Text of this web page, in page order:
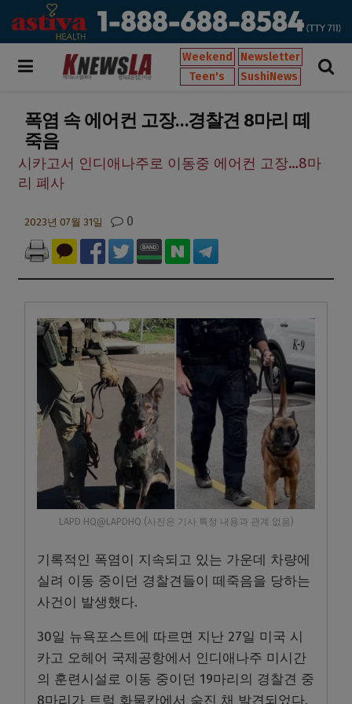
Weekend
Newsletter
Teen's
SushiNews
폭염 속 에어컨 고장…경찰견 8마리 떼
죽음
시카고서 인디애나주로 이동중 에어컨 고장…8마
리 폐사
2023년 07월 31일 0
LAPD HQ@LAPDHQ (사진은 기사 특정 내용과 관계 없음)
기록적인 폭염이 지속되고 있는 가운데 차량에
실려 이동 중이던 경찰견들이 떼죽음을 당하는
사건이 발생했다.
30일 뉴욕포스트에 따르면 지난 27일 미국 시
카고 오헤어 국제공항에서 인디애나주 미시간
의 훈련시설로 이동 중이던 19마리의 경찰견 중
8마리가 트럭 화물칸에서 숨진 채 발견되었다.